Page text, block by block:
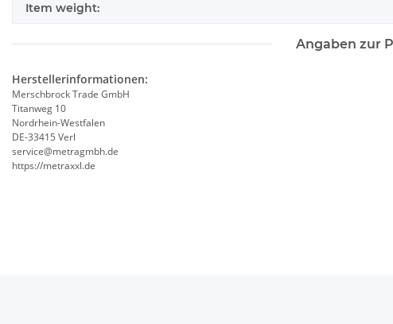
Item weight:
Angaben zur
Herstellerinformationen:
Merschbrock Trade GmbH
Titanweg 10
Nordrhein-Westfalen
DE-33415 Verl
service@metragmbh.de
https://metraxxl.de